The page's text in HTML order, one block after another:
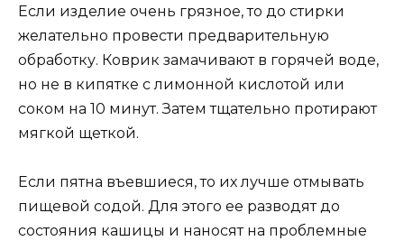
Если изделие очень грязное, то до стирки
желательно провести предварительную
обработку. Коврик замачивают в горячей воде,
но не в кипятке с лимонной кислотой или
соком на 10 минут. Затем тщательно протирают
мягкой щеткой.
Если пятна въевшиеся, то их лучше отмывать
пищевой содой. Для этого ее разводят до
состояния кашицы и наносят на проблемные